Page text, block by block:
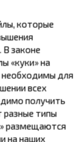
которые
В законе
«куки» на
необходимы для
всех
получить
разные типы
размещаются
на наших